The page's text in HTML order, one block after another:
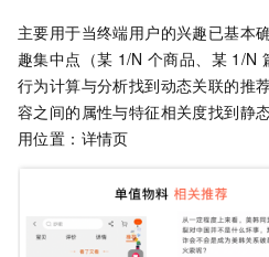
主要用于当终端用户的兴趣已基本
趣集中点（某 1/N 个商品、某 1/N
行为计算与分析找到动态关联的推
容之间的属性与特征相关度找到静
用位置：详情页